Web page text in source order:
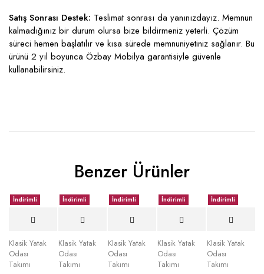
Satış Sonrası Destek: Teslimat sonrası da yanınızdayız. Memnun
kalmadığınız bir durum olursa bize bildirmeniz yeterli. Çözüm
süreci hemen başlatılır ve kısa sürede memnuniyetiniz sağlanır. Bu
ürünü 2 yıl boyunca Özbay Mobilya garantisiyle güvenle
kullanabilirsiniz.
Benzer Ürünler
İndirimli
Klasik Yatak
Odası
Takımı
İndirimli
Klasik Yatak
Odası
Takımı
İndirimli
Klasik Yatak
Odası
Takımı
İndirimli
Klasik Yatak
Odası
Takımı
İndirimli
Klasik Yatak
Odası
Takımı